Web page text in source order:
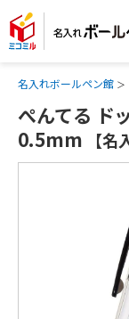
名入れボールペン館
ぺんてる ド
0.5mm
【